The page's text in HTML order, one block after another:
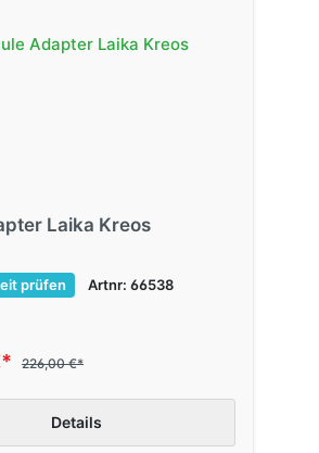
Laika Kreos
prüfen Artnr: 66538
226,00 €*
Details